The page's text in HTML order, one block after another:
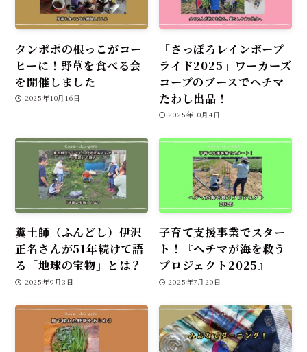
タンポポの根っこがコー
ヒーに！野草を食べる会
を開催しました
2025年10月16日
「さっぽろレインボープ
ライド2025」ワーカーズ
コープのブースでヘチマ
たわし出品！
2025年10月4日
糞土師（ふんどし）伊沢
正名さんが51年続けて語
る「地球の宝物」とは？
2025年9月3日
子育て支援事業でスター
ト！『ヘチマが海を救う
プロジェクト2025』
2025年7月20日